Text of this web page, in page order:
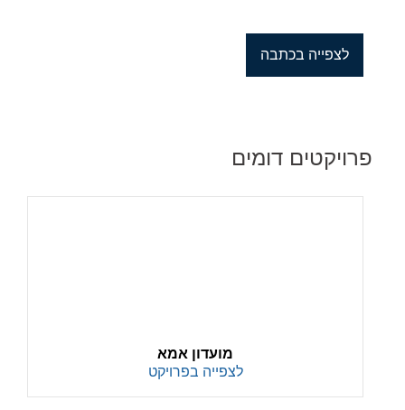
לצפייה בכתבה
פרויקטים דומים
מועדון אמא
לצפייה בפרויקט